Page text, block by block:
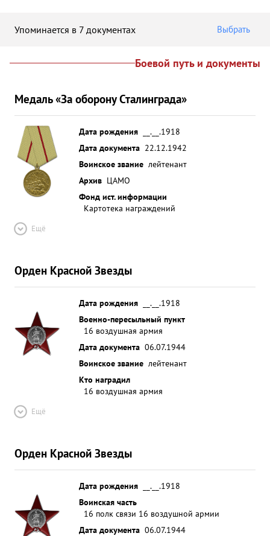
Упоминается в 7 документах Выбрать
Боевой путь и документы
Медаль «За оборону Сталинграда»
Дата рождения
__.__.1918
Дата документа 22.12.1942
Воинское звание лейтенант
Архив ЦАМО
Фонд ист. информации
Картотека награждений
Ещё
Орден Красной Звезды
Дата рождения
__.__.1918
Военно-пересыльный пункт
16 воздушная армия
Дата документа 06.07.1944
Воинское звание лейтенант
Кто наградил
16 воздушная армия
Ещё
Орден Красной Звезды
Дата рождения
__.__.1918
Воинская часть
16 полк связи 16 воздушной армии
Дата документа 06.07.1944